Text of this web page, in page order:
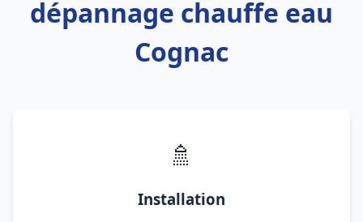
dépannage chauffe eau
Cognac
🚿
Installation